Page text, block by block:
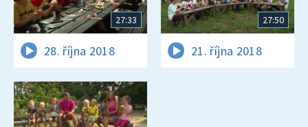
27:33
28. října 2018
27:50
21. října 2018